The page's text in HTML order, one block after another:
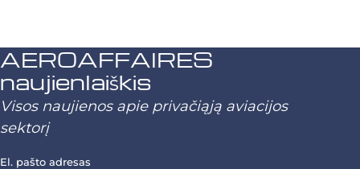
AEROAFFAIRES
naujienlaiškis
Visos naujienos apie privačiąją aviacijos
sektorį
El. pašto adresas